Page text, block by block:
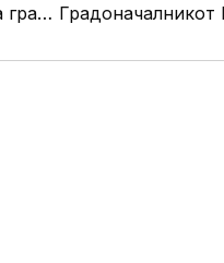
За првпат жителите на Усје добија градинка